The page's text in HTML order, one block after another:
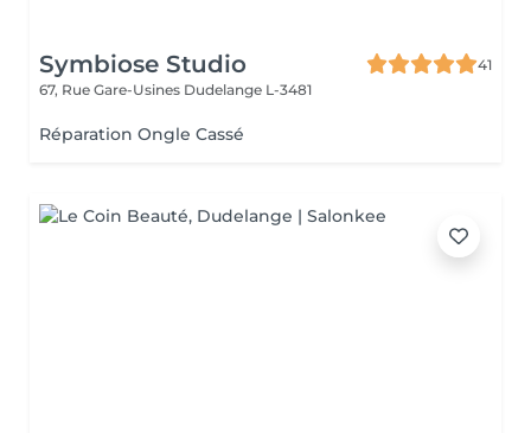
Symbiose Studio
41
67, Rue Gare-Usines Dudelange L-3481
Réparation Ongle Cassé